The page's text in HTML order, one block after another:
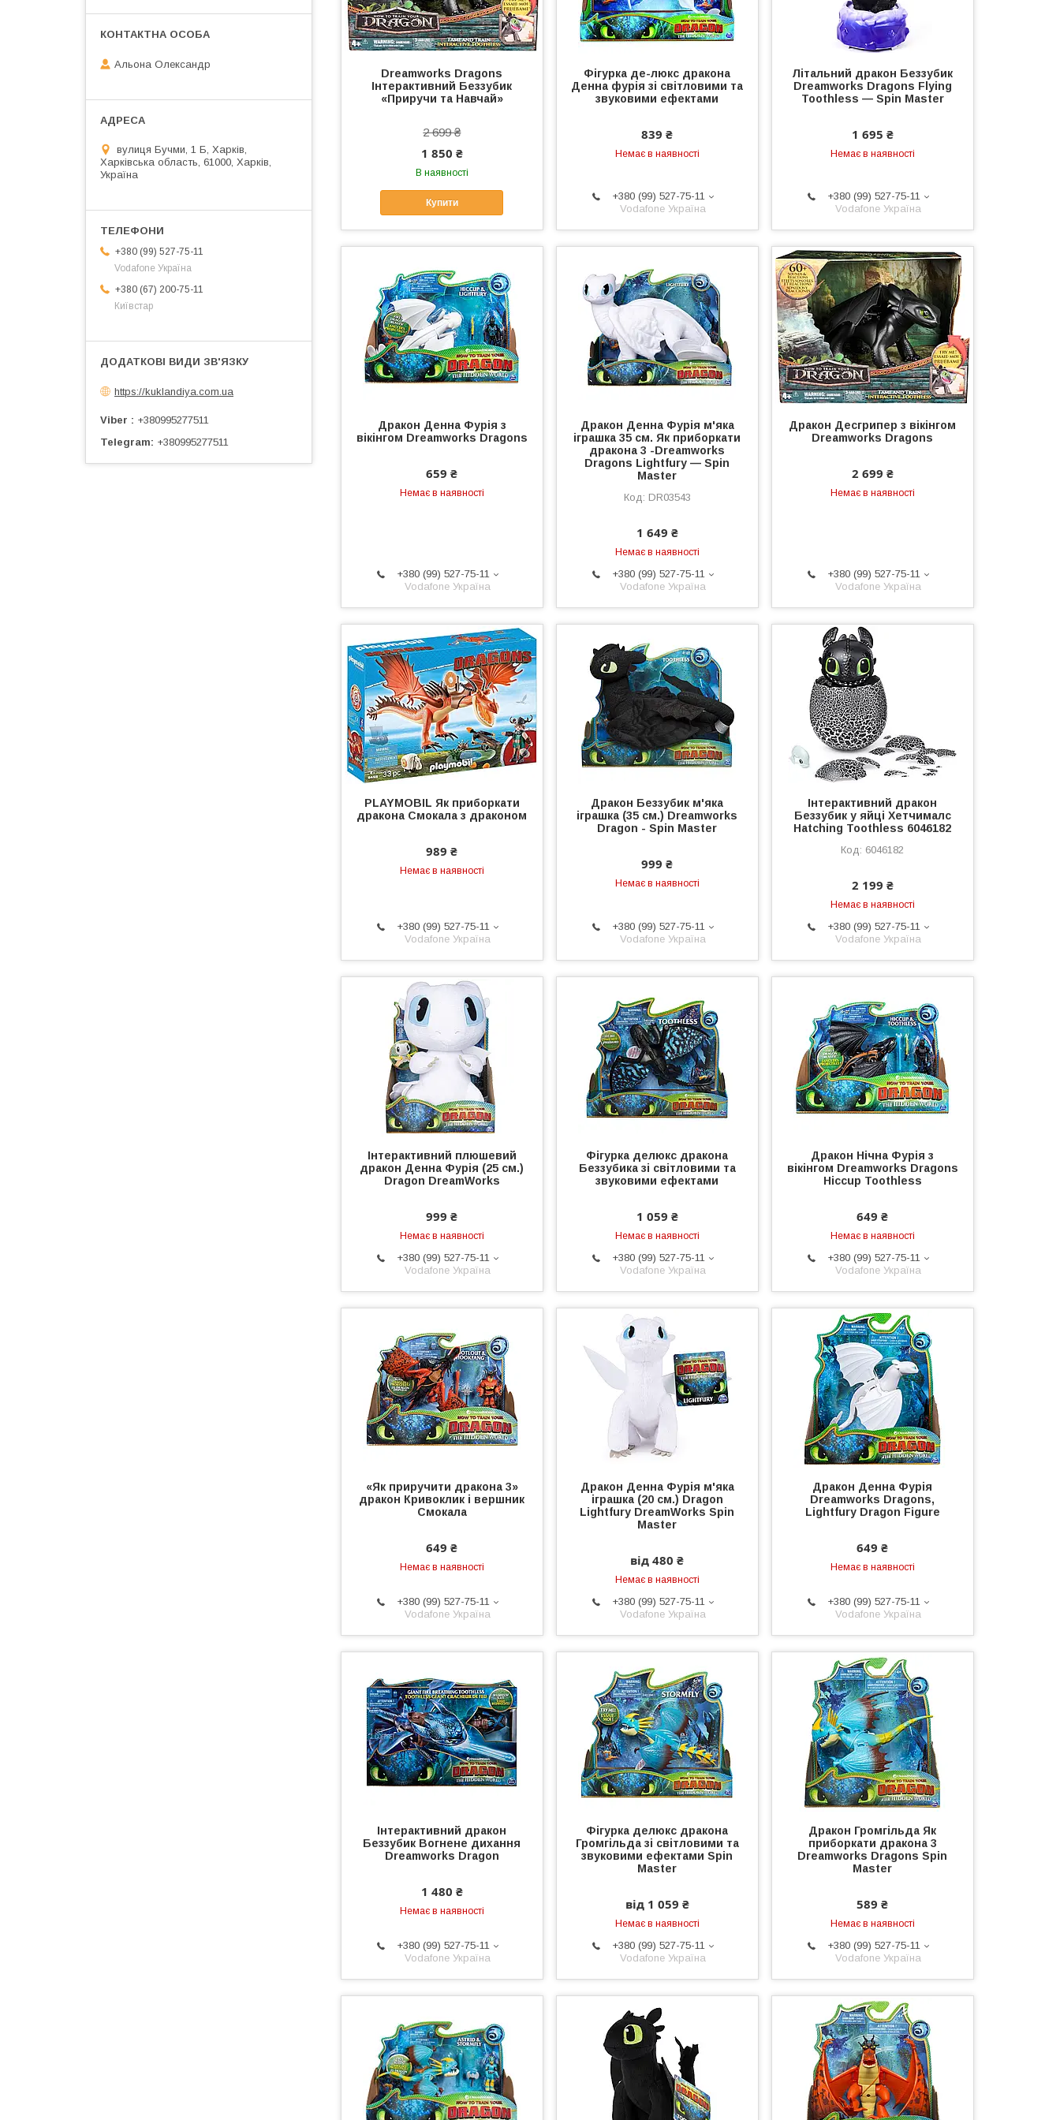
Dreamworks Dragons
Інтерактивний Беззубик
«Приручи та Навчай»
2 699 ₴
1 850 ₴
В наявності
Купити
Фігурка де-люкс дракона
Денна фурія зі світловими та
звуковими ефектами
839 ₴
Немає в наявності
+380 (99) 527-75-11
Vodafone Україна
Літальний дракон Беззубик
Dreamworks Dragons Flying
Toothless — Spin Master
1 695 ₴
Немає в наявності
+380 (99) 527-75-11
Vodafone Україна
Дракон Денна Фурія з
вікінгом Dreamworks Dragons
659 ₴
Немає в наявності
+380 (99) 527-75-11
Vodafone Україна
Дракон Денна Фурія м'яка
іграшка 35 см. Як приборкати
дракона 3 -Dreamworks
Dragons Lightfury — Spin
Master
DR03543
1 649 ₴
Немає в наявності
+380 (99) 527-75-11
Vodafone Україна
Дракон Десгрипер з вікінгом
Dreamworks Dragons
2 699 ₴
Немає в наявності
+380 (99) 527-75-11
Vodafone Україна
PLAYMOBIL Як приборкати
дракона Смокала з драконом
989 ₴
Немає в наявності
+380 (99) 527-75-11
Vodafone Україна
Дракон Беззубик м'яка
іграшка (35 см.) Dreamworks
Dragon - Spin Master
999 ₴
Немає в наявності
+380 (99) 527-75-11
Vodafone Україна
Інтерактивний дракон
Беззубик у яйці Хетчималс
Hatching Toothless 6046182
6046182
2 199 ₴
Немає в наявності
+380 (99) 527-75-11
Vodafone Україна
Інтерактивний плюшевий
дракон Денна Фурія (25 см.)
Dragon DreamWorks
999 ₴
Немає в наявності
+380 (99) 527-75-11
Vodafone Україна
Фігурка делюкс дракона
Беззубика зі світловими та
звуковими ефектами
1 059 ₴
Немає в наявності
+380 (99) 527-75-11
Vodafone Україна
Дракон Нічна Фурія з
вікінгом Dreamworks Dragons
Hiccup Toothless
649 ₴
Немає в наявності
+380 (99) 527-75-11
Vodafone Україна
«Як приручити дракона 3»
дракон Кривоклик і вершник
Смокала
649 ₴
Немає в наявності
+380 (99) 527-75-11
Vodafone Україна
Дракон Денна Фурія м'яка
іграшка (20 см.) Dragon
Lightfury DreamWorks Spin
Master
від 480 ₴
Немає в наявності
+380 (99) 527-75-11
Vodafone Україна
Дракон Денна Фурія
Dreamworks Dragons,
Lightfury Dragon Figure
649 ₴
Немає в наявності
+380 (99) 527-75-11
Vodafone Україна
Інтерактивний дракон
Беззубик Вогнене дихання
Dreamworks Dragon
1 480 ₴
Немає в наявності
+380 (99) 527-75-11
Vodafone Україна
Фігурка делюкс дракона
Громгільда зі світловими та
звуковими ефектами Spin
Master
від 1 059 ₴
Немає в наявності
+380 (99) 527-75-11
Vodafone Україна
Дракон Громгільда Як
приборкати дракона 3
Dreamworks Dragons Spin
Master
589 ₴
Немає в наявності
+380 (99) 527-75-11
Vodafone Україна
Альона Олександр
вулиця Бучми, 1 Б, Харків,
Харківська область, 61000, Харків,
Україна
+380 (99) 527-75-11
Vodafone Україна
+380 (67) 200-75-11
Київстар
https://kuklandiya.com.ua
Viber
+380995277511
Telegram
+380995277511